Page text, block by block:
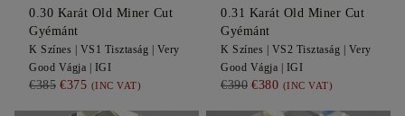
0.30 Karát Old Miner Cut
Gyémánt
K Színes | VS1 Tisztaság | Very
Good Vágja | IGI
€385 €375 (INC VAT)
0.31 Karát Old Miner Cut
Gyémánt
K Színes | VS2 Tisztaság | Very
Good Vágja | IGI
€390 €380 (INC VAT)